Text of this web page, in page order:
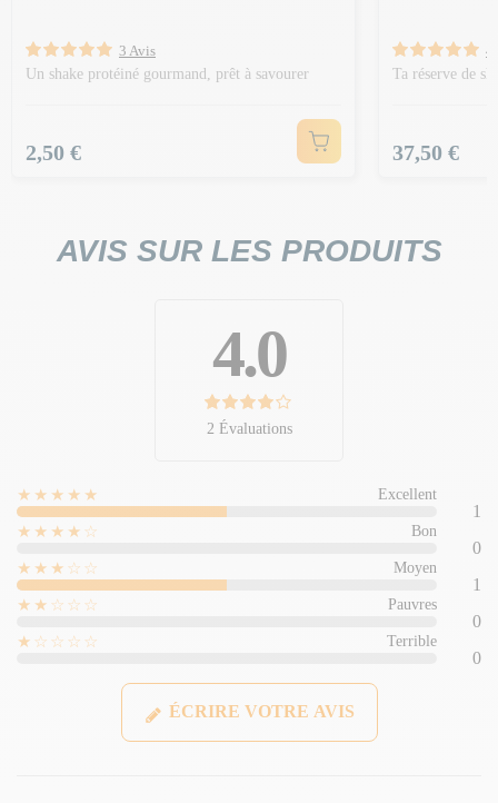
3 Avis
Un shake protéiné gourmand, prêt à savourer
Prix
2,50 €
4
Ta réserve de
Prix
37,50 €
AVIS SUR LES PRODUITS
4.0
2 Évaluations
★★★★★ Excellent
1
★★★★☆
Bon
0
★★★☆☆
Moyen
1
★★☆☆☆
Pauvres
0
★☆☆☆☆
Terrible
0
ÉCRIRE VOTRE AVIS